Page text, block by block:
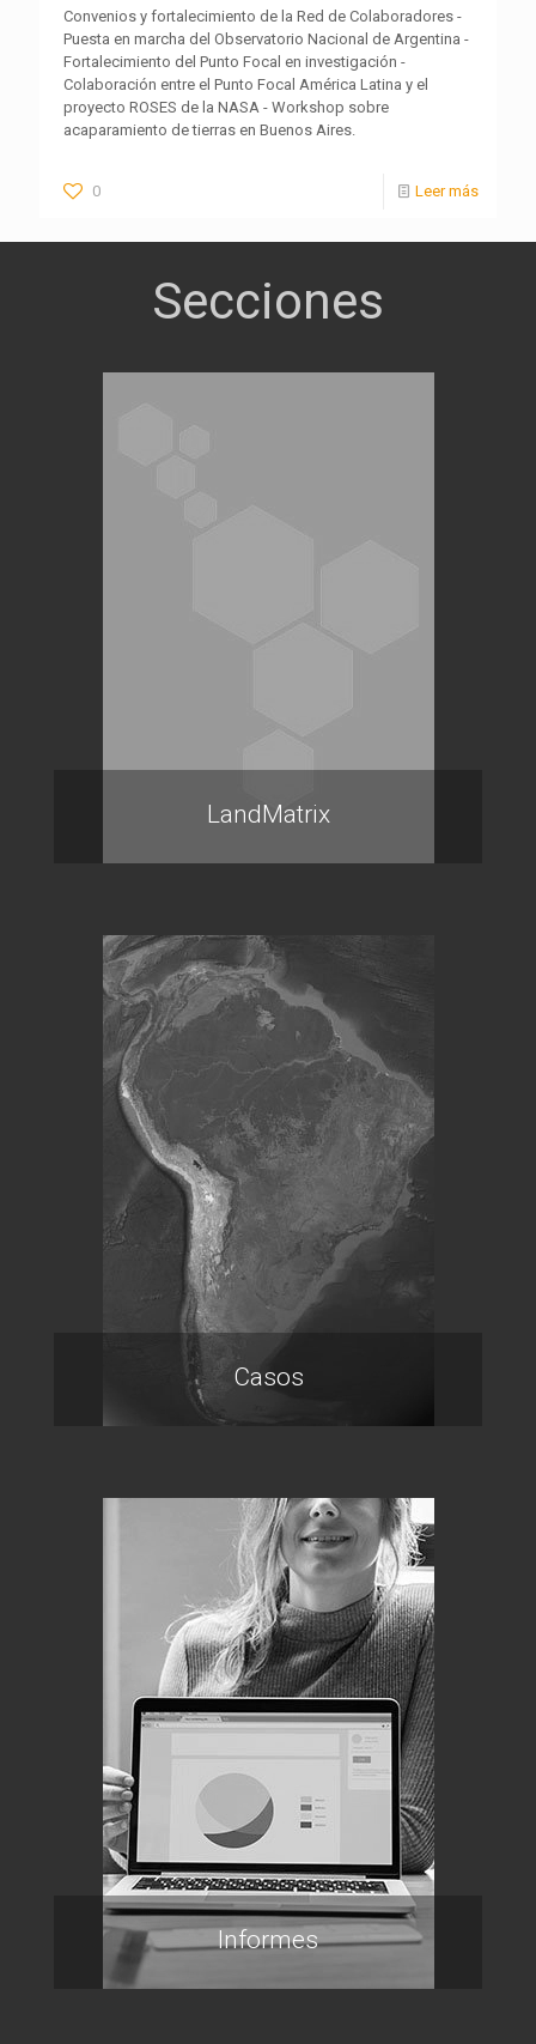
Convenios y fortalecimiento de la Red de Colaboradores -
Puesta en marcha del Observatorio Nacional de Argentina -
Fortalecimiento del Punto Focal en investigación -
Colaboración entre el Punto Focal América Latina y el
proyecto ROSES de la NASA - Workshop sobre
acaparamiento de tierras en Buenos Aires.
0 Leer más
LandMatrix
Casos
Informes